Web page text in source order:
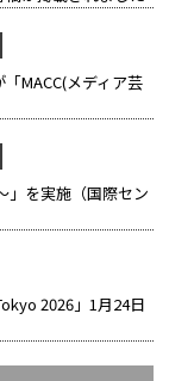
MACC(メディア芸
」を実施（国際セン
2026」1月24日